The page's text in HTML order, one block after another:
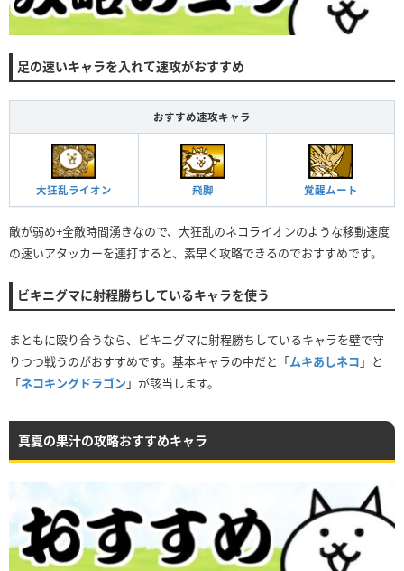
足の速いキャラを入れて速攻がおすすめ
おすすめ速攻キャラ
大狂乱ライオン 飛脚 覚醒ムート
敵が弱め+全敵時間湧きなので、大狂乱のネコライオンのような移動速度
の速いアタッカーを連打すると、素早く攻略できるのでおすすめです。
ビキニグマに射程勝ちしているキャラを使う
まともに殴り合うなら、ビキニグマに射程勝ちしているキャラを壁で守
りつつ戦うのがおすすめです。基本キャラの中だと「ムキあしネコ 」と
「ネコキングドラゴン 」が該当します。
真夏の果汁の攻略おすすめキャラ